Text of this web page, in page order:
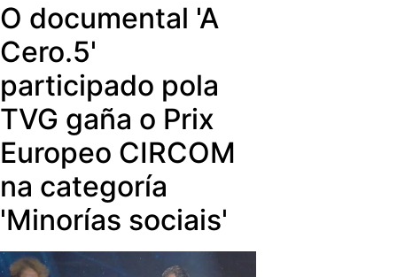
O documental 'A
Cero.5'
participado pola
TVG gaña o Prix
Europeo CIRCOM
na categoría
'Minorías sociais'